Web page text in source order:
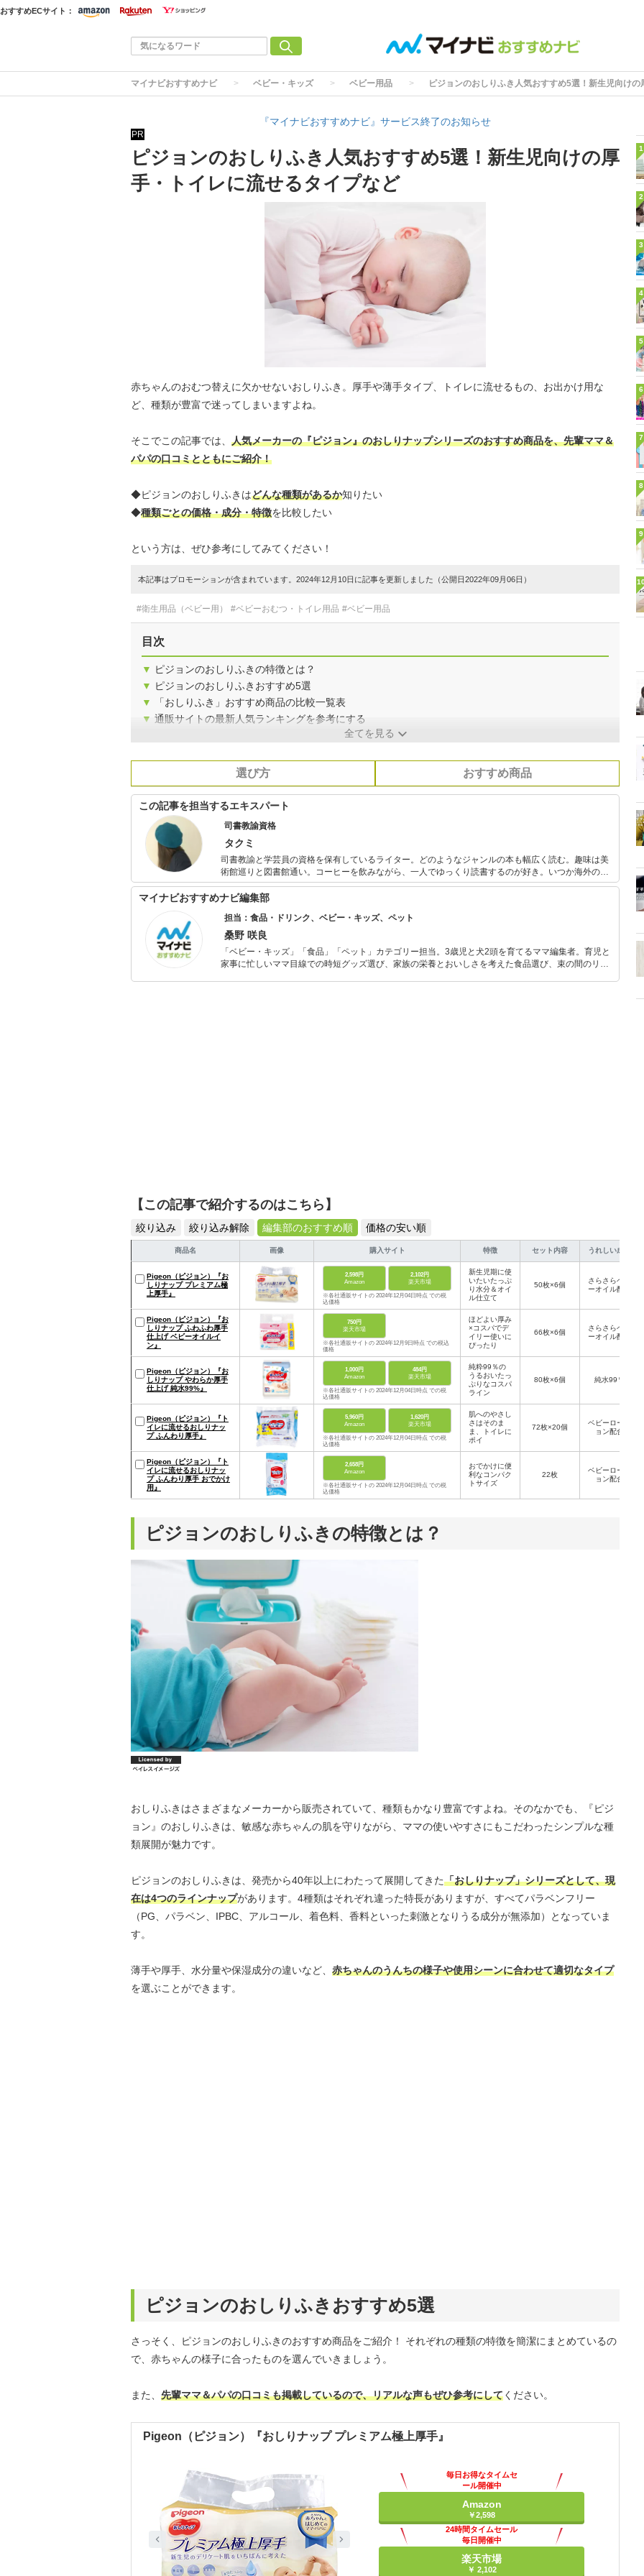
おすすめECサイト：
マイナビおすすめナビ ベビー・キッズ ベビー用品 ピジョンのおしりふき人気おすすめ5選！新生児向け
『マイナビおすすめナビ』サービス終了のお知らせ
PR
ピジョンのおしりふき人気おすすめ5選！新生児向けの厚
手・トイレに流せるタイプなど
赤ちゃんのおむつ替えに欠かせないおしりふき。厚手や薄手タイプ、トイレに流せるもの、お出かけ用な
ど、種類が豊富で迷ってしまいますよね。
そこでこの記事では、 人気メーカーの『ピジョン』のおしりナップシリーズのおすすめ商品を、先輩ママ＆
パパの口コミとともにご紹介！
◆ピジョンのおしりふきはどんな種類があるか知りたい
◆種類ごとの価格・成分・特徴を比較したい
という方は、ぜひ参考にしてみてください！
本記事はプロモーションが含まれています。2024年12月10日に記事を更新しました（公開日2022年09月06日）
#衛生用品（ベビー用） #ベビーおむつ・トイレ用品 #ベビー用品
目次
▼ ピジョンのおしりふきの特徴とは？
▼ ピジョンのおしりふきおすすめ5選
▼
「おしりふき」おすすめ商品の比較一覧表
▼ 通販サイトの最新人気ランキングを参考にする
全てを見る
選び方 おすすめ商品
この記事を担当するエキスパート
司書教諭資格
タクミ
司書教諭と学芸員の資格を保有しているライター。どのようなジャンルの本も幅広く読む。趣味は美
術館巡りと図書館通い。コーヒーを飲みながら、一人でゆっくり読書するのが好き。いつか海外の美
術館に行ってみたい。
マイナビおすすめナビ編集部
担当：食品・ドリンク、ベビー・キッズ、ペット
桑野 咲良
「ベビー・キッズ」「食品」「ペット」カテゴリー担当。3歳児と犬2頭を育てるママ編集者。育児と
家事に忙しいママ目線での時短グッズ選び、家族の栄養とおいしさを考えた食品選び、束の間のリラ
【この記事で紹介するのはこちら】
絞り込み 絞り込み解除 編集部のおすすめ順 価格の安い順
商品名 画像 購入サイト 特徴 セット内容 うれしい成分
Pigeon（ピジョン）『お
しりナップ プレミアム極
上厚手』
2,598円
Amazon
2,102円
楽天市場
※各社通販サイトの 2024年12月04日時点 での税
込価格
新生児期に使
いたいたっぷ
り水分＆オイ
ル仕立て
50枚×6個
さらさらベビ
ーオイル配合
Pigeon（ピジョン）『お
しりナップ ふわふわ厚手
仕上げ ベビーオイルイ
ン』
750円
楽天市場
※各社通販サイトの 2024年12月9日時点 での税込
価格
ほどよい厚み
×コスパでデ
イリー使いに
ぴったり
66枚×6個
さらさらベビ
ーオイル配合
Pigeon（ピジョン）『お
しりナップ やわらか厚手
仕上げ 純水99%』
1,000円
Amazon
484円
楽天市場
※各社通販サイトの 2024年12月04日時点 での税
込価格
純粋99％の
うるおいたっ
ぷりなコスパ
ライン
80枚×6個 純水99％
Pigeon（ピジョン）『ト
イレに流せるおしりナッ
プ ふんわり厚手』
5,960円
Amazon
1,620円
楽天市場
※各社通販サイトの 2024年12月04日時点 での税
込価格
肌へのやさし
さはそのま
ま、トイレに
ポイ
72枚×20個
ベビーローシ
ョン配合
Pigeon（ピジョン）『ト
イレに流せるおしりナッ
プ ふんわり厚手 おでかけ
用』
2,658円
Amazon
※各社通販サイトの 2024年12月04日時点 での税
込価格
おでかけに便
利なコンパク
トサイズ
22枚
ベビーローシ
ョン配合
ピジョンのおしりふきの特徴とは？
おしりふきはさまざまなメーカーから販売されていて、種類もかなり豊富ですよね。そのなかでも、『ピジ
ョン』のおしりふきは、敏感な赤ちゃんの肌を守りながら、ママの使いやすさにもこだわったシンプルな種
類展開が魅力です。
ピジョンのおしりふきは、発売から40年以上にわたって展開してきた「おしりナップ」シリーズとして、現
在は4つのラインナップがあります。4種類はそれぞれ違った特長がありますが、すべてパラベンフリー
（PG、パラベン、IPBC、アルコール、着色料、香料といった刺激となりうる成分が無添加）となっていま
す。
薄手や厚手、水分量や保湿成分の違いなど、 赤ちゃんのうんちの様子や使用シーンに合わせて適切なタイプ
を選ぶことができます。
ピジョンのおしりふきおすすめ5選
さっそく、ピジョンのおしりふきのおすすめ商品をご紹介！ それぞれの種類の特徴を簡潔にまとめているの
で、赤ちゃんの様子に合ったものを選んでいきましょう。
また、 先輩ママ＆パパの口コミも掲載しているので、リアルな声もぜひ参考にしてください。
Pigeon（ピジョン）『おしりナップ プレミアム極上厚手』
毎日お得なタイムセ
ール開催中
Amazon
￥2,598
24時間タイムセール
毎日開催中
楽天市場
￥ 2,102
1
2
3
4
5
6
7
8
9